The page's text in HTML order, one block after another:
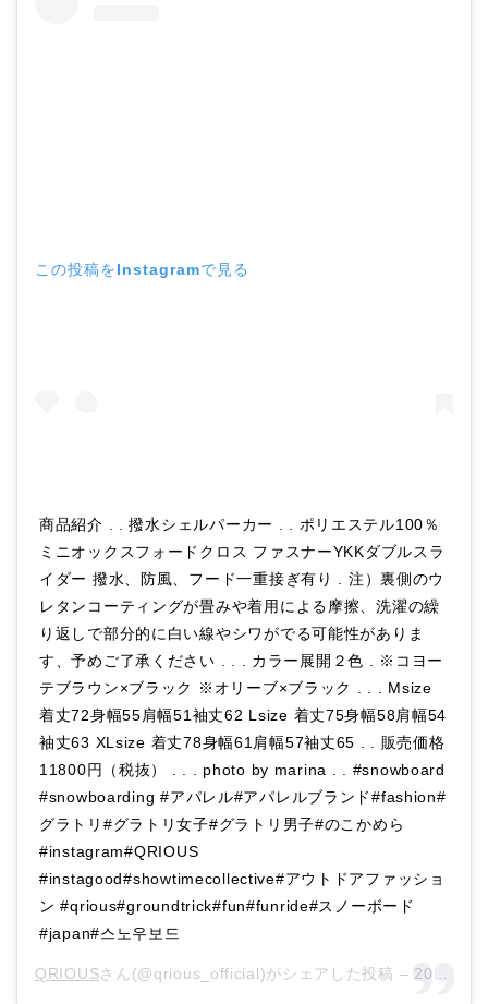
この投稿をInstagramで見る
商品紹介 . . 撥水シェルパーカー . . ポリエステル100％
ミニオックスフォードクロス ファスナーYKKダブルスラ
イダー 撥水、防風、フード一重接ぎ有り . 注）裏側のウ
レタンコーティングが畳みや着用による摩擦、洗濯の繰
り返しで部分的に白い線やシワがでる可能性がありま
す、予めご了承ください . . . カラー展開２色 . ※コヨー
テブラウン×ブラック ※オリーブ×ブラック . . . Msize
着丈72身幅55肩幅51袖丈62 Lsize 着丈75身幅58肩幅54
袖丈63 XLsize 着丈78身幅61肩幅57袖丈65 . . 販売価格
11800円（税抜） . . . photo by marina . . #snowboard
#snowboarding #アパレル#アパレルブランド#fashion#
グラトリ#グラトリ女子#グラトリ男子#のこかめら
#instagram#QRIOUS
#instagood#showtimecollective#アウトドアファッショ
ン #qrious#groundtrick#fun#funride#スノーボード
#japan#스노우보드
QRIOUSさん(@qrious_official)がシェアした投稿 – 2019年 2月月2日午後11時40分PST